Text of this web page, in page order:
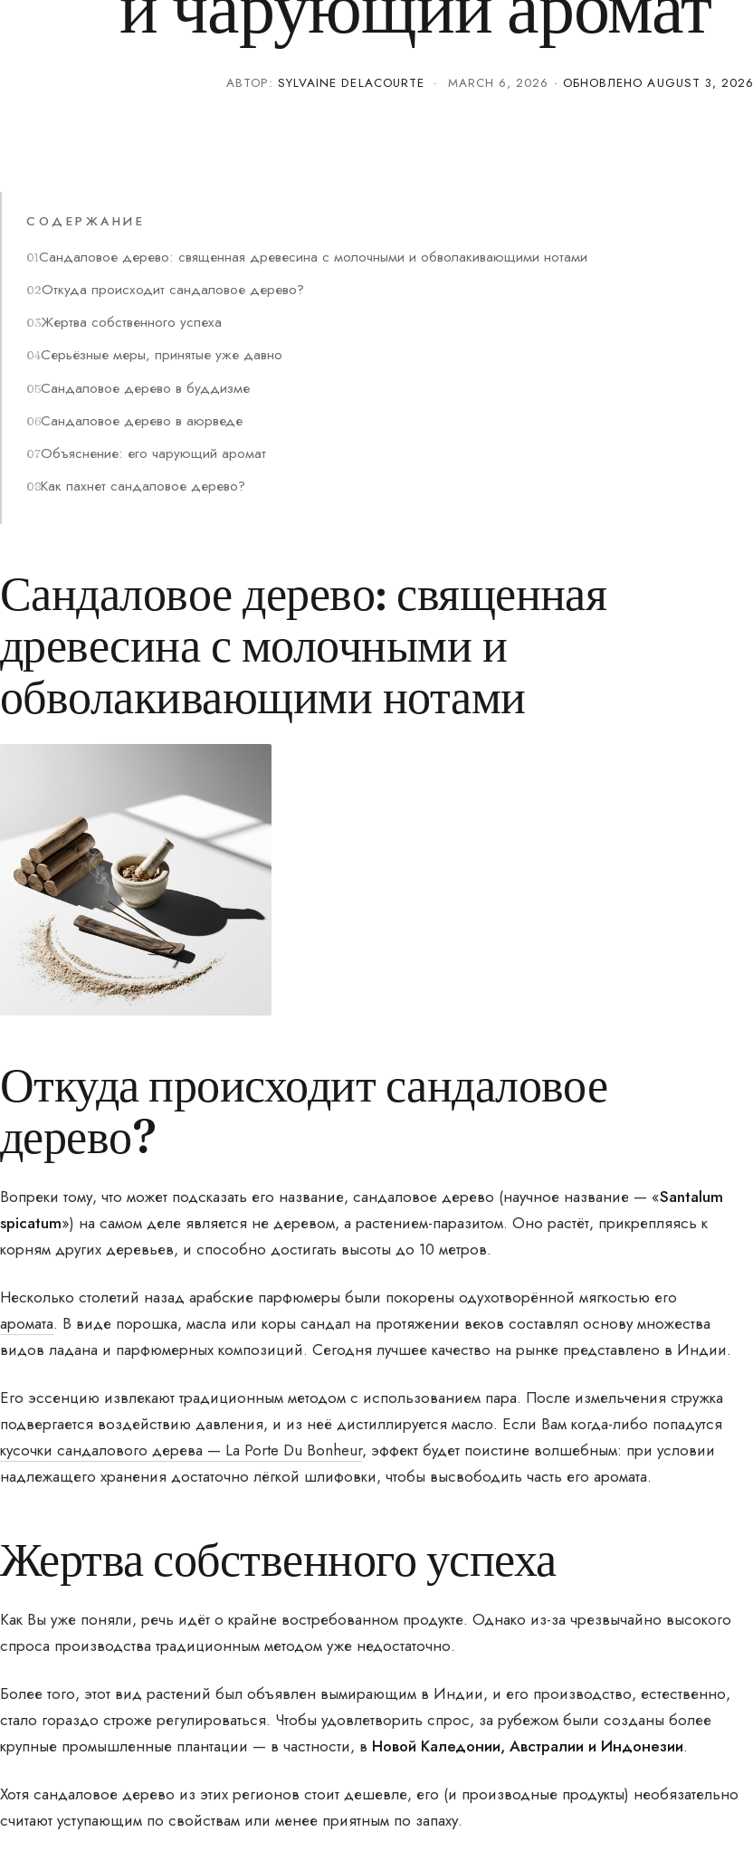
АВТОР: SYLVAINE DELACOURTE · MARCH 6, 2026 · ОБНОВЛЕНОAUGUST 3, 2026
СОДЕРЖАНИЕ
Сандаловое дерево: священная древесина с молочными и обволакивающими нотами
Откуда происходит сандаловое дерево?
Жертва собственного успеха
Серьёзные меры, принятые уже давно
Сандаловое дерево в буддизме
Сандаловое дерево в аюрведе
Объяснение: его чарующий аромат
Как пахнет сандаловое дерево?
Сандаловое дерево: священная
древесина с молочными и
обволакивающими нотами
Откуда происходит сандаловое
дерево?
Вопреки тому, что может подсказать его название, сандаловое дерево (научное название — «Santalum
spicatum») на самом деле является не деревом, а растением-паразитом. Оно растёт, прикрепляясь к
корням других деревьев, и способно достигать высоты до 10 метров.
Несколько столетий назад арабские парфюмеры были покорены одухотворённой мягкостью его
аромата. В виде порошка, масла или коры сандал на протяжении веков составлял основу множества
видов ладана и парфюмерных композиций. Сегодня лучшее качество на рынке представлено в Индии.
Его эссенцию извлекают традиционным методом с использованием пара. После измельчения стружка
подвергается воздействию давления, и из неё дистиллируется масло. Если Вам когда-либо попадутся
кусочки сандалового дерева — La Porte Du Bonheur, эффект будет поистине волшебным: при условии
надлежащего хранения достаточно лёгкой шлифовки, чтобы высвободить часть его аромата.
Жертва собственного успеха
Как Вы уже поняли, речь идёт о крайне востребованном продукте. Однако из-за чрезвычайно высокого
спроса производства традиционным методом уже недостаточно.
Более того, этот вид растений был объявлен вымирающим в Индии, и его производство, естественно,
стало гораздо строже регулироваться. Чтобы удовлетворить спрос, за рубежом были созданы более
крупные промышленные плантации — в частности, в Новой Каледонии, Австралии и Индонезии.
Хотя сандаловое дерево из этих регионов стоит дешевле, его (и производные продукты) необязательно
считают уступающим по свойствам или менее приятным по запаху.